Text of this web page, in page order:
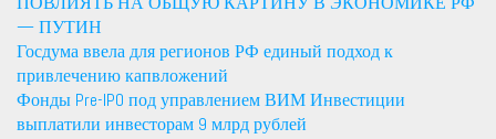
— ПУТИН
Госдума ввела для регионов РФ единый подход к
привлечению капвложений
Фонды Pre-IPO под управлением ВИМ Инвестиции
выплатили инвесторам 9 млрд рублей